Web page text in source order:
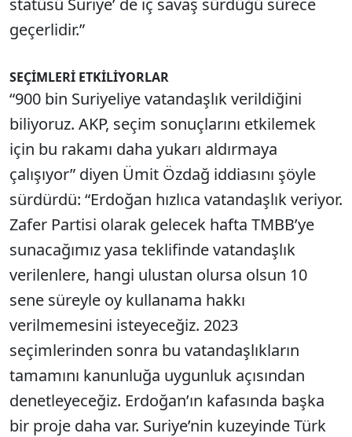
statüsü Suriye’ de iç savaş sürdüğü sürece
geçerlidir.”
SEÇİMLERİ ETKİLİYORLAR
“900 bin Suriyeliye vatandaşlık verildiğini
biliyoruz. AKP, seçim sonuçlarını etkilemek
için bu rakamı daha yukarı aldırmaya
çalışıyor” diyen Ümit Özdağ iddiasını şöyle
sürdürdü: “Erdoğan hızlıca vatandaşlık veriyor.
Zafer Partisi olarak gelecek hafta TMBB’ye
sunacağımız yasa teklifinde vatandaşlık
verilenlere, hangi ulustan olursa olsun 10
sene süreyle oy kullanama hakkı
verilmemesini isteyeceğiz. 2023
seçimlerinden sonra bu vatandaşlıkların
tamamını kanunluğa uygunluk açısından
denetleyeceğiz. Erdoğan’ın kafasında başka
bir proje daha var. Suriye’nin kuzeyinde Türk